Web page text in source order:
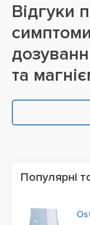
Відгуки
та
Популярні